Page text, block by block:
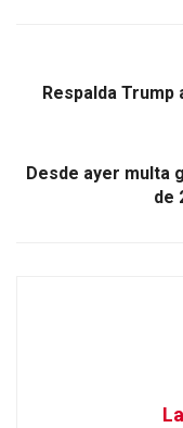
Respalda Trump
Desde ayer multa
de